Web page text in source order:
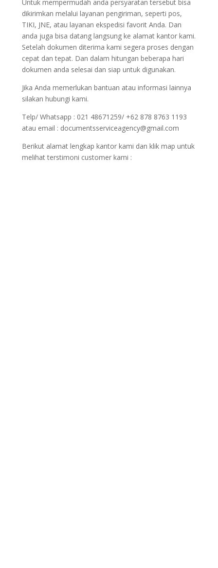
Untuk mempermudah anda persyaratan tersebut bisa
dikirimkan melalui layanan pengiriman, seperti pos,
TIKI, JNE, atau layanan ekspedisi favorit Anda. Dan
anda juga bisa datang langsung ke alamat kantor kami.
Setelah dokumen diterima kami segera proses dengan
cepat dan tepat. Dan dalam hitungan beberapa hari
dokumen anda selesai dan siap untuk digunakan.
Jika Anda memerlukan bantuan atau informasi lainnya
silakan hubungi kami.
Telp/ Whatsapp : 021 48671259/ +62 878 8763 1193
atau email : documentsserviceagency@gmail.com
Berikut alamat lengkap kantor kami dan klik map untuk
melihat terstimoni customer kami :